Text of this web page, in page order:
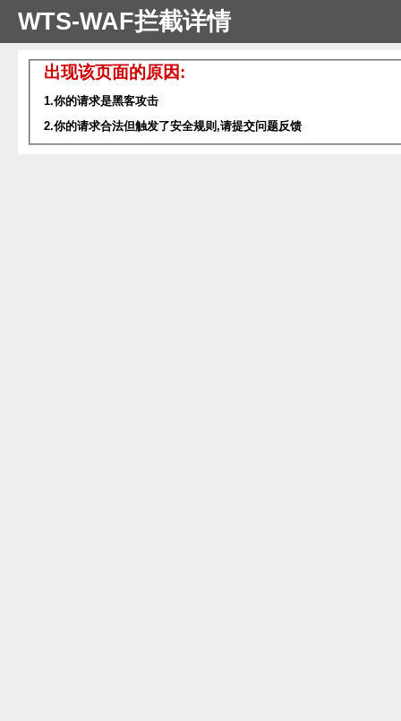
WTS-WAF拦截详情
出现该页面的原因:
1.你的请求是黑客攻击
2.你的请求合法但触发了安全规则,请提交问题反馈